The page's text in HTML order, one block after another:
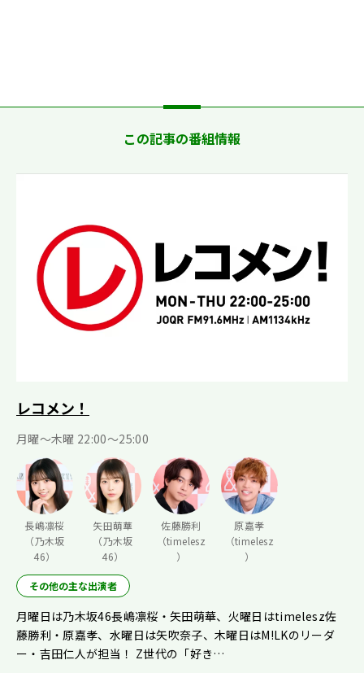
この記事の番組情報
レコメン！
月曜〜木曜 22:00〜25:00
長嶋凛桜
（乃木坂
46）
矢田萌華
（乃木坂
46）
佐藤勝利
（timelesz
）
原嘉孝
（timelesz
）
その他の主な出演者
月曜日は乃木坂46長嶋凛桜・矢田萌華、火曜日はtimelesz佐
藤勝利・原嘉孝、水曜日は矢吹奈子、木曜日はM!LKのリーダ
ー・吉田仁人が担当！ Z世代の「好き…